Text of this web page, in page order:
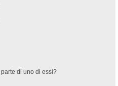
di uno di essi?